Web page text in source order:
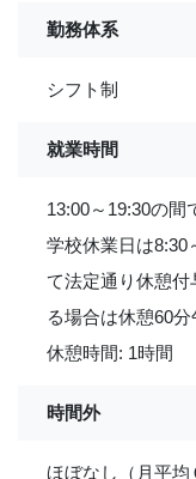
勤務体系
シフト制
就業時間
13:00～19:30の
学校休業日は8:30
て法定通り休憩
る場合は休憩60
休憩時間: 1時間
時間外
ほぼなし（月平均